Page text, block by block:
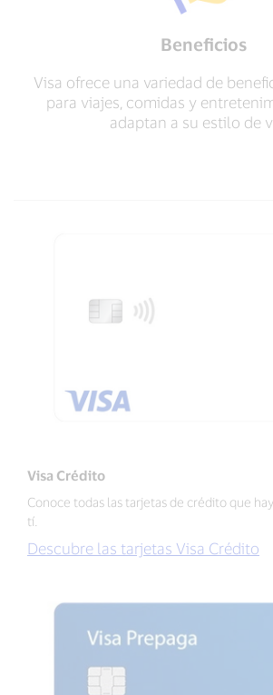
Beneficios
Visa ofrece una variedad de
para viajes, comidas y
adaptan a su estilo de
Visa Crédito
Conoce todas las tarjetas de crédito que
tí.
Descubre las tarjetas Visa Crédito